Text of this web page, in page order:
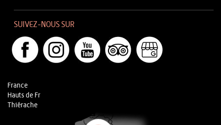
SUIVEZ-NOUS SUR
France
Hauts de Fr
Thiérache